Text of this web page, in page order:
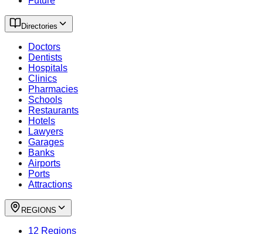
Directories
Doctors
Dentists
Hospitals
Clinics
Pharmacies
Schools
Restaurants
Hotels
Lawyers
Garages
Banks
Airports
Ports
Attractions
REGIONS
12 Regions